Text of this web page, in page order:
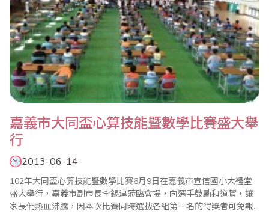
嘉義市大同盃心算技能暨數學比賽盛大舉
行
2013-06-14
102年大同盃心算技能暨數學比賽6月9日在嘉義市宣信國小大禮堂
盛大舉行，嘉義市副市長李錫津蒞臨會場，向選手鼓勵和道賀，讓
家長們熱血沸騰，因本次比賽同時選拔各組第一名的得獎者可免報